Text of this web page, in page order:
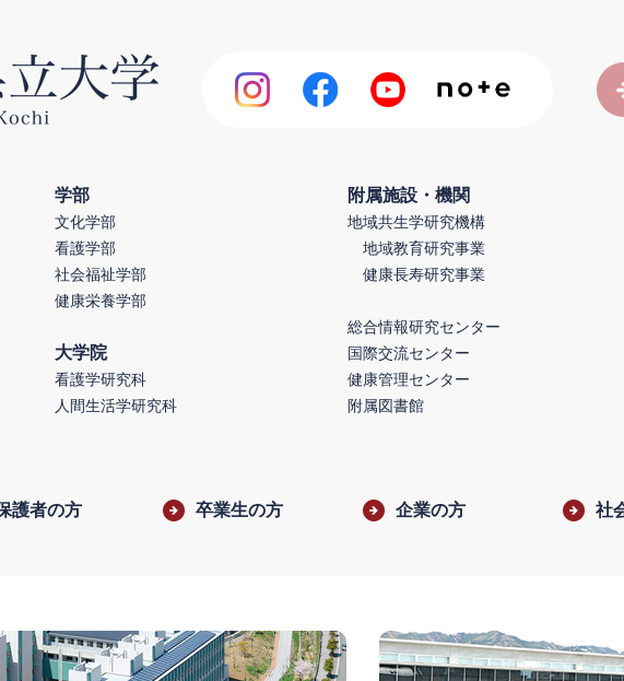
学部
文化学部
看護学部
社会福祉学部
健康栄養学部
大学院
看護学研究科
人間生活学研究科
附属施設・機関
地域共生学研究機構
地域教育研究事業
健康長寿研究事業
総合情報研究センター
国際交流センター
健康管理センター
附属図書館
護者の方 卒業生の方 企業の方 社